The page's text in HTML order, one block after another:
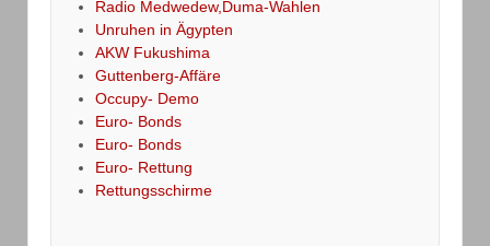
Radio Medwedew,Duma-Wahlen
Unruhen in Ägypten
AKW Fukushima
Guttenberg-Affäre
Occupy- Demo
Euro- Bonds
Euro- Bonds
Euro- Rettung
Rettungsschirme